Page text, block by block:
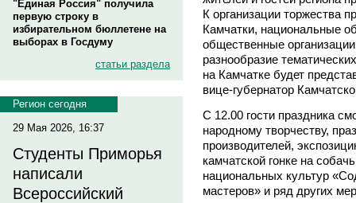
"Единая Россия" получила
первую строку в
избирательном бюллетене на
выборах в Госдуму
статьи раздела
Регион сегодня
29 Мая 2026, 16:37
Студенты Приморья
написали
Всероссийский
К организации торжества
Камчатки, национальные
общественные
разнообразие
на Камчатке будет
вице-губернатор
С 12.00 гости праздника
народному творчеству,
производителей,
камчатской гонке на
национальных культур
мастеров» и ряд других